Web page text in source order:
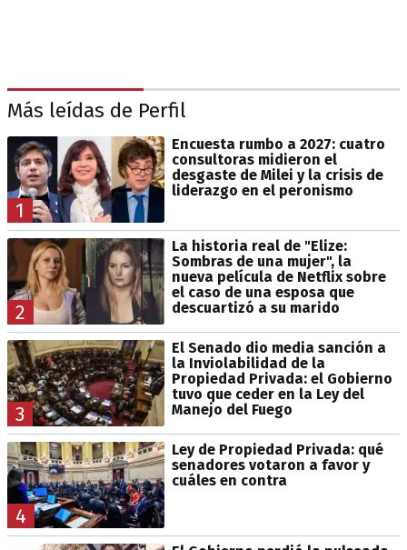
Más leídas de Perfil
1
Encuesta rumbo a 2027: cuatro
consultoras midieron el
desgaste de Milei y la crisis de
liderazgo en el peronismo
2
La historia real de "Elize:
Sombras de una mujer", la
nueva película de Netflix sobre
el caso de una esposa que
descuartizó a su marido
3
El Senado dio media sanción a
la Inviolabilidad de la
Propiedad Privada: el Gobierno
tuvo que ceder en la Ley del
Manejo del Fuego
4
Ley de Propiedad Privada: qué
senadores votaron a favor y
cuáles en contra